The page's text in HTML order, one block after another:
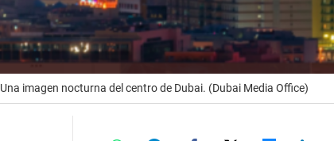
Una imagen nocturna del centro de Dubai. (Dubai Media Office)